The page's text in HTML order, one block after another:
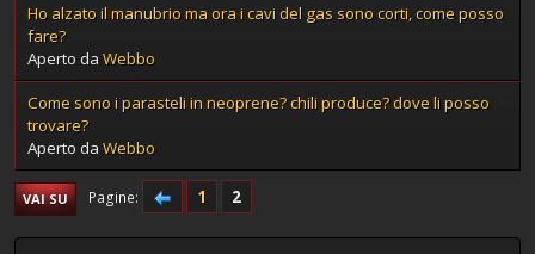
Ho alzato il manubrio ma ora i cavi del gas sono corti, come posso
fare?
Aperto da Webbo
Come sono i parasteli in neoprene? chili produce? dove li posso
trovare?
Aperto da Webbo
VAI SU Pagine 1 2